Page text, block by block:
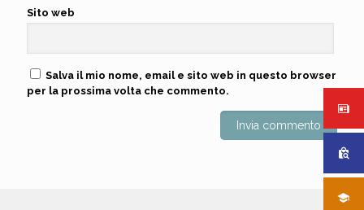
Sito web
Salva il mio nome, email e sito web in questo browser
per la prossima volta che commento.